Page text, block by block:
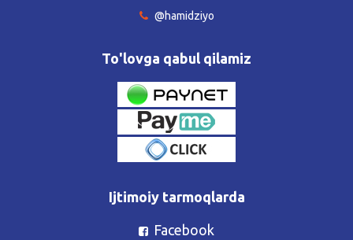
@hamidziyo
To'lovga qabul qilamiz
Ijtimoiy tarmoqlarda
Facebook